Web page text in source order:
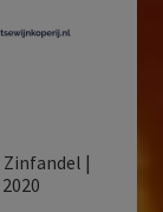
Zinfandel |